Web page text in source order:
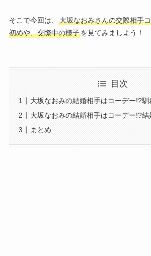
そこで今回は、
大坂なおみさんの交際相手
初めや、交際中の様子を見てみましよう！
目次
大坂なおみの結婚相手はコーデー!?馴
大坂なおみの結婚相手はコーデー!?結
まとめ